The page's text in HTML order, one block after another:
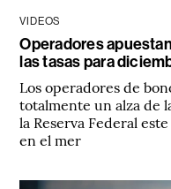
VIDEOS
Operadores
las tasas para
Los operadores de
totalmente un alza de
la Reserva Federal
en el mer